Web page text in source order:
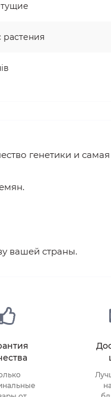
растения
генетики и
вашей страны.